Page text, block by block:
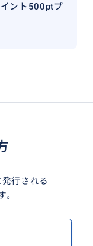
ント500ptプ
行される
。